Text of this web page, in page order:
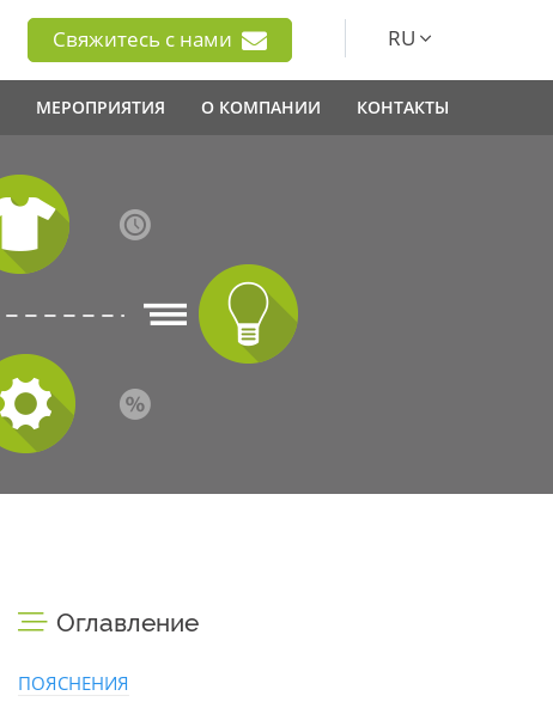
Свяжитесь с нами RU
МЕРОПРИЯТИЯ О КОМПАНИИ КОНТАКТЫ
Оглавление
ПОЯСНЕНИЯ